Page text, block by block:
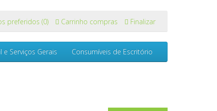
preferidos (0) Carrinho compras Finalizar
e Serviços Gerais Consumíveis de Escritório